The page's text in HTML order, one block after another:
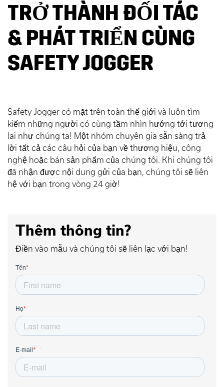
TRỞ THÀNH ĐỐI TÁC
& PHÁT TRIỂN CÙNG
SAFETY JOGGER
Safety Jogger có mặt trên toàn thế giới và luôn tìm
kiếm những người có cùng tầm nhìn hướng tới tương
lai như chúng ta! Một nhóm chuyên gia sẵn sàng trả
lời tất cả các câu hỏi của bạn về thương hiệu, công
nghệ hoặc bán sản phẩm của chúng tôi. Khi chúng tôi
đã nhận được nội dung gửi của bạn, chúng tôi sẽ liên
hệ với bạn trong vòng 24 giờ!
Thêm thông tin?
Điền vào mẫu và chúng tôi sẽ liên lạc với bạn!